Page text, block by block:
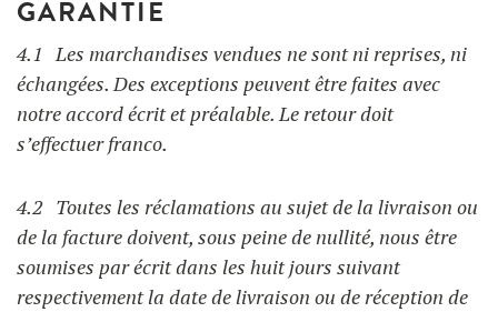
GARANTIE
4.1 Les marchandises vendues ne sont ni reprises, ni
échangées. Des exceptions peuvent être faites avec
notre accord écrit et préalable. Le retour doit
s’effectuer franco.
4.2 Toutes les réclamations au sujet de la livraison ou
de la facture doivent, sous peine de nullité, nous être
soumises par écrit dans les huit jours suivant
respectivement la date de livraison ou de réception de